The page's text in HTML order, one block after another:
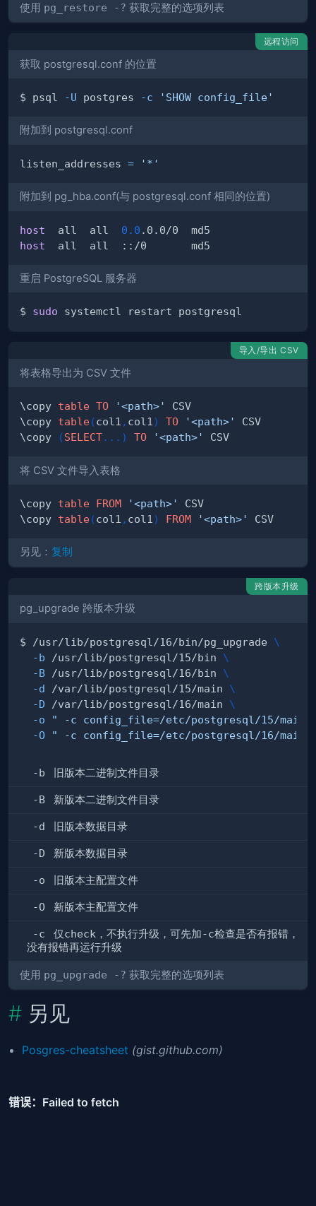
使用 pg_restore -? 获取完整的选项列表
远程访问
获取 postgresql.conf 的位置
$ psql -U postgres -c 'SHOW config_file'
附加到 postgresql.conf
listen_addresses = '*'
附加到 pg_hba.conf(与 postgresql.conf 相同的位置)
host
  all  all
0.0
host
重启 PostgreSQL 服务器
$ sudo
导入/导出 CSV
将表格导出为 CSV 文件
\copy table TO '<path>'
\copy table(col1 , col1 ) TO '<path>'
\copy
(SELECT. . . ) TO '<path>'
将 CSV 文件导入表格
\copy table FROM '<path>'
\copy table(col1 , col1 ) FROM '<path>'
另见： 复制
跨版本升级
pg_upgrade 跨版本升级
$ /usr/lib/postgresql/16/bin/pg_upgrade \
-b /usr/lib/postgresql/15/bin \
-B /usr/lib/postgresql/16/bin \
-d /var/lib/postgresql/15/main \
-D /var/lib/postgresql/16/main \
-o
" -c config_file=/etc/postgresql/15/main/
-O
" -c config_file=/etc/postgresql/16/main/
-b 旧版本二进制文件目录
-B 新版本二进制文件目录
-d 旧版本数据目录
-D 新版本数据目录
-o 旧版本主配置文件
-O 新版本主配置文件
-c 仅check ，不执行升级，可先加-c检查是否有报错，
没有报错再运行升级
使用 pg_upgrade -? 获取完整的选项列表
另见
Posgres-cheatsheet (gist.github.com)